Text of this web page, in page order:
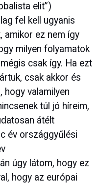
elit”)
fel kell ugyanis
amikor ez nem így
milyen folyamatok
csak így. Ha ezt
csak akkor és
hogy valamilyen
túl jó híreim,
átélt
év országgyűlési
úgy látom, hogy ez
hogy az európai